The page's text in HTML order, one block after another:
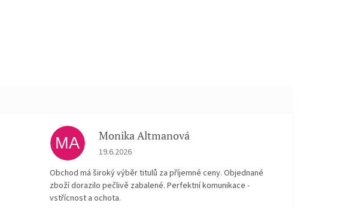
MA Monika Altmanová
Hodnocení obchodu je 5 z 5 hvězdiček.
19.6.2026
Obchod má široký výběr titulů za příjemné ceny. Objednané
zboží dorazilo pečlivě zabalené. Perfektní komunikace -
vstřícnost a ochota.